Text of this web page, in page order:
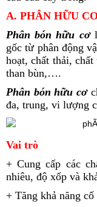
A. PHÂN HỮU
Phân bón hữu cơ
gốc từ phân động
hoạt, chất thải,
than bùn,….
Phân bón hữu cơ
đa, trung, vi lượng
Vai trò
+ Cung cấp các
nhiêu, độ xốp và
+ Tăng khả năng